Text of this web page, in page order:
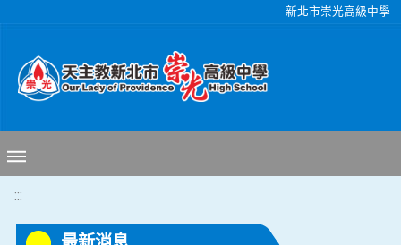
新北市崇光高級中學
:::